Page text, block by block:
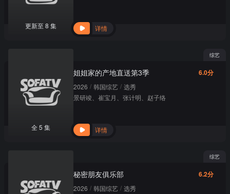
更新至 8 集 详情
全 5 集
综艺
姐姐家的产地直送第3季 6.0分
2026 / 韩国综艺 / 选秀
景研竣、崔宝月、张计明、 赵子络
详情
综艺
秘密朋友俱乐部 6.2分
2026 / 韩国综艺 / 选秀